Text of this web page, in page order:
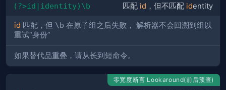
(?>id|identity)\b 匹配 id ，但不匹配 identity
id 匹配，但 \b 在原子组之后失败， 解析器不会回溯到组以
重试“身份”
如果替代品重叠，请从长到短命令。
零宽度断言 Lookaround(前后预查)